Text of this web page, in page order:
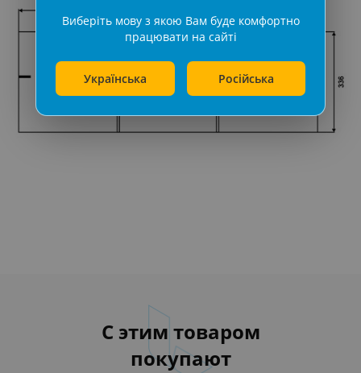
С этим товаром
покупают
Виберіть мову з якою Вам буде комфортно
працювати на сайті
Українська Російська